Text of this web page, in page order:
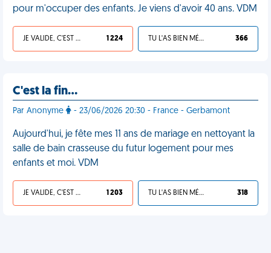
pour m'occuper des enfants. Je viens d'avoir 40 ans. VDM
JE VALIDE, C'EST UNE VDM 1 224 TU L'AS BIEN MÉRITÉ 366
C'est la fin…
Par Anonyme - 23/06/2026 20:30 - France - Gerbamont
Aujourd'hui, je fête mes 11 ans de mariage en nettoyant la
salle de bain crasseuse du futur logement pour mes
enfants et moi. VDM
JE VALIDE, C'EST UNE VDM 1 203 TU L'AS BIEN MÉRITÉ 318